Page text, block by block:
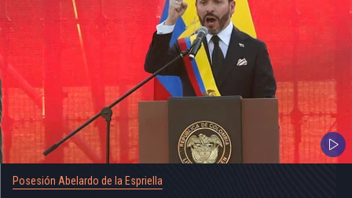
Posesión Abelardo de la Espriella